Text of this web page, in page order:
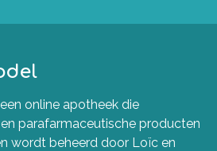
online apotheek die
parafarmaceutische producten
wordt beheerd door Loïc en